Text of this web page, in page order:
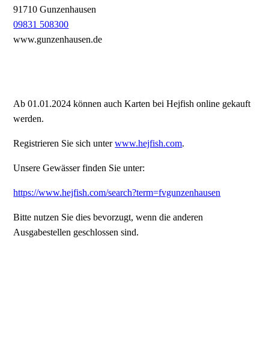
91710 Gunzenhausen
09831 508300
www.gunzenhausen.de
Ab 01.01.2024 können auch Karten bei Hejfish online gekauft
werden.
Registrieren Sie sich unterwww.hejfish.com.
Unsere Gewässer finden Sie unter:
https://www.hejfish.com/search?term=fvgunzenhausen
Bitte nutzen Sie dies bevorzugt, wenn die anderen
Ausgabestellen geschlossen sind.